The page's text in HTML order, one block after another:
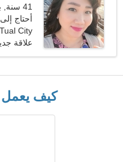
41 سنة, برج العذراء
أحتاج
ليرقص
Tual City، إندونيسيا
علاقة
كيف يعمل IdnDatingGo